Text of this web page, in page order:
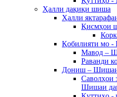
Ҳалли дақиқи шиша
Ҳалли
Қисмҳои
Қобилияти мо
Мавод –
Раванди
Дониш –
Саволҳои
Шишаи